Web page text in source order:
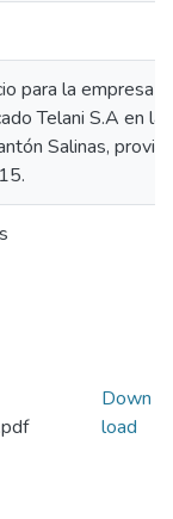
para la empresa
Telani S.A en la
Salinas,
Down
load